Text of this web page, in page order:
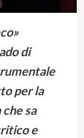
di
per la
sa
e